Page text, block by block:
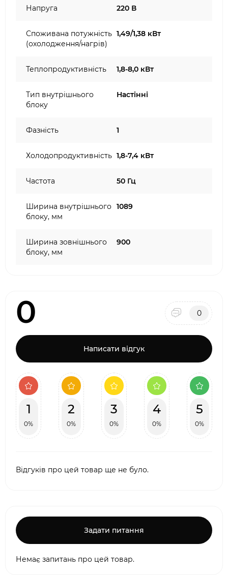
Напруга 220 В
Споживана потужність
(охолодження/нагрів)
1,49/1,38 кВт
Теплопродуктивність 1,8-8,0 кВт
Тип внутрішнього
блоку
Настінні
Фазність 1
Холодопродуктивність 1,8-7,4 кВт
Частота 50 Гц
Ширина внутрішнього
блоку, мм
1089
Ширина зовнішнього
блоку, мм
900
0 0
Написати відгук
1
0%
2
0%
3
0%
4
0%
5
0%
Відгуків про цей товар ще не було.
Задати питання
Немає запитань про цей товар.